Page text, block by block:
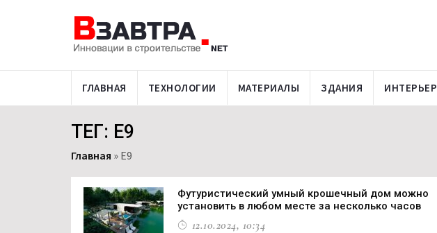
ГЛАВНАЯ ТЕХНОЛОГИИ МАТЕРИАЛЫ ЗДАНИЯ ИНТЕРЬЕР
ТЕГ: E9
Главная » E9
Футуристический умный крошечный дом можно
установить в любом месте за несколько часов
12.10.2024, 10:34